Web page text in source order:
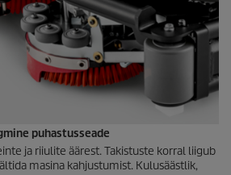
puhastusseade
ja riiulite äärest. Takistuste korral liigub
masina kahjustumist. Kulusäästlik,